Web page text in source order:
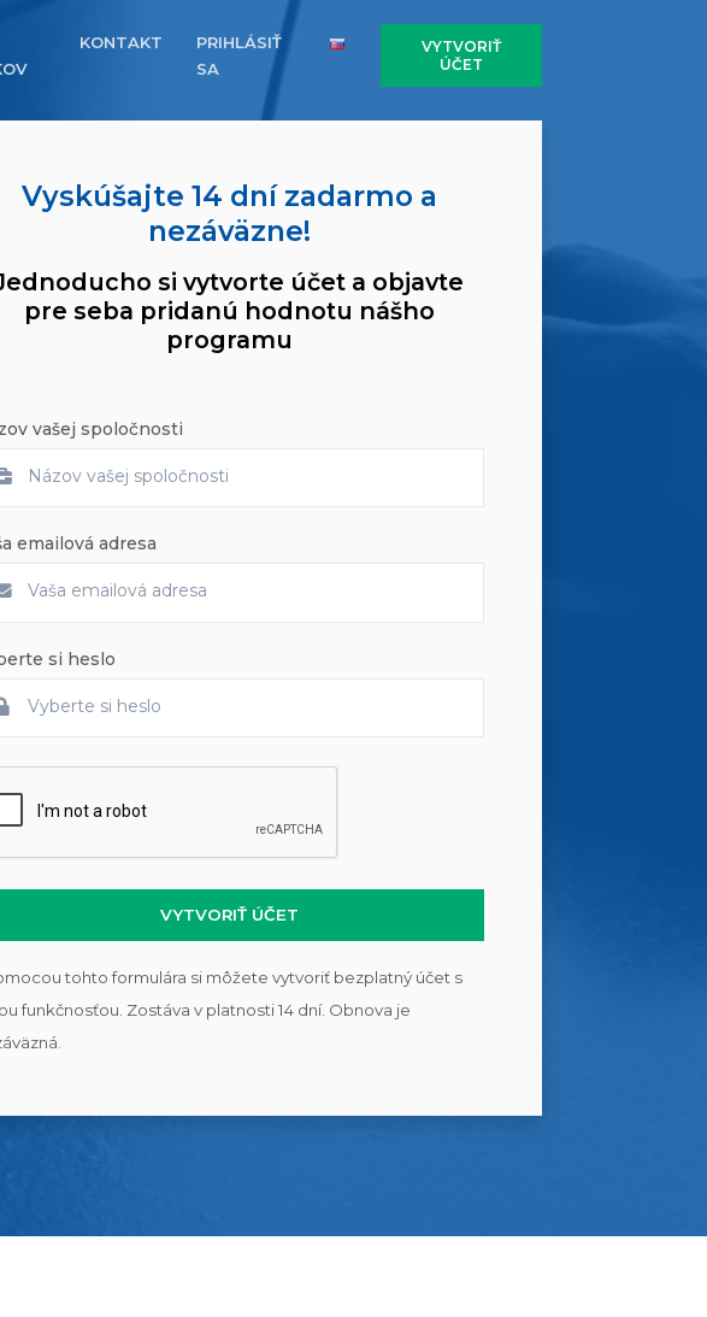
KONTAKT
PRIHLÁSIŤ
SA
VYTVORIŤ
ÚČET
Vyskúšajte 14 dní zadarmo a
nezáväzne!
si vytvorte účet a objavte
pre seba pridanú hodnotu nášho
programu
vašej spoločnosti
emailová adresa
si heslo
VYTVORIŤ ÚČET
tohto formulára si môžete vytvoriť bezplatný účet s
funkčnosťou. Zostáva v platnosti 14 dní. Obnova je